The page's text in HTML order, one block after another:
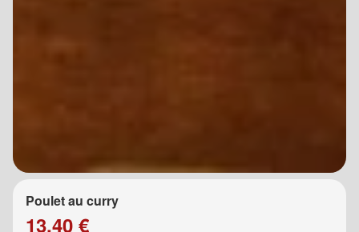
Poulet au curry
13.40 €